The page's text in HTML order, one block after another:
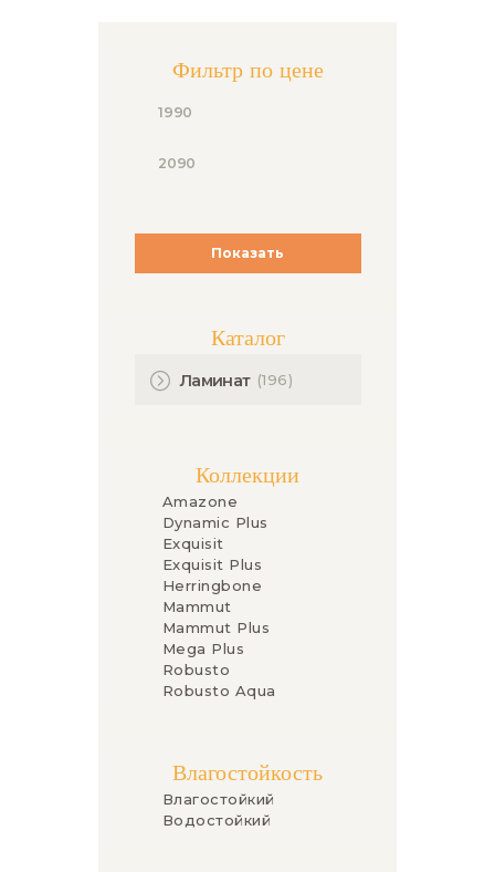
Фильтр по цене
Показать
Каталог
Ламинат (196)
Коллекции
Amazone
Dynamic Plus
Exquisit
Exquisit Plus
Herringbone
Mammut
Mammut Plus
Mega Plus
Robusto
Robusto Aqua
Влагостойкость
Влагостойкий
Водостойкий